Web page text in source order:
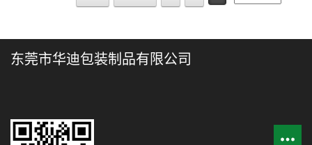
东莞市华迪包装制品有限公司